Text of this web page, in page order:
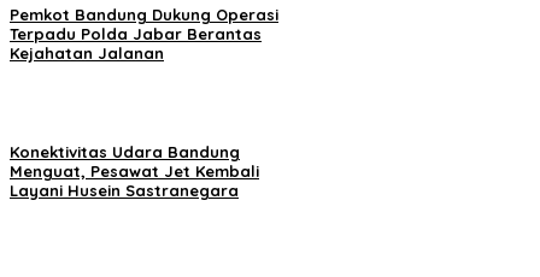
Pemkot Bandung Dukung Operasi
Terpadu Polda Jabar Berantas
Kejahatan Jalanan
Konektivitas Udara Bandung
Menguat, Pesawat Jet Kembali
Layani Husein Sastranegara